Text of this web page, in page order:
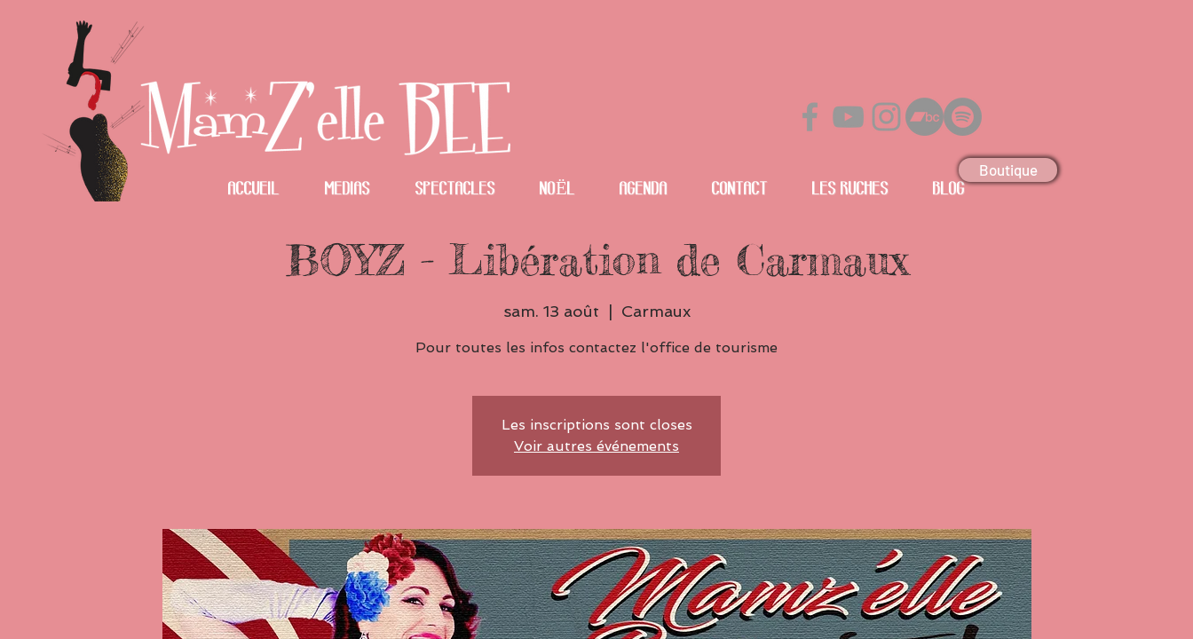
Boutique
Accueil Medias spectacles NOËL Agenda Contact Les Ruches Blog
BOYZ - Libération de Carmaux
sam. 13 août Carmaux
Pour toutes les infos contactez l'office de tourisme
Les inscriptions sont closes
Voir autres événements